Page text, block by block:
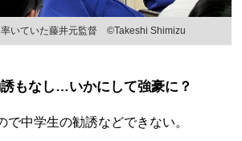
率いていた藤井元監督 ©Takeshi Shimizu
もなし…いかにして強豪に？
中学生の勧誘などできない。